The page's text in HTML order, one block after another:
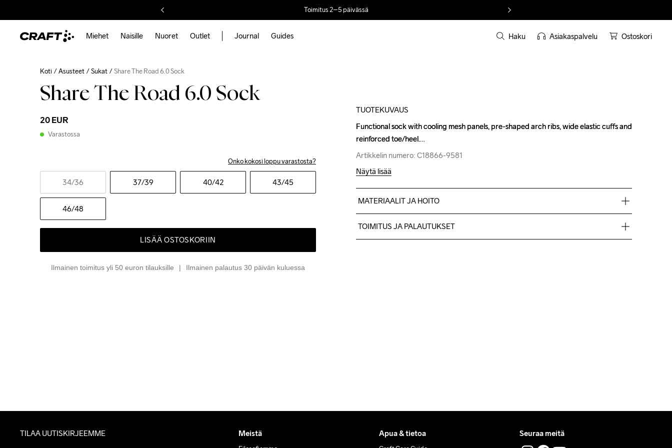
Toimitus 2–5 päivässä
Miehet Naisille Nuoret Outlet Journal Guides Haku Asiakaspalvelu Ostoskori
Koti Asusteet Sukat Share The Road 6.0 Sock
Share The Road 6.0 Sock
20 EUR
Varastossa
Onko kokosi loppu varastosta?
34/36 37/39 40/42 43/45
46/48
LISÄÄ OSTOSKORIIN
Ilmainen toimitus yli 50 euron tilauksille Ilmainen palautus 30 päivän kuluessa
TUOTEKUVAUS
Functional sock with cooling mesh panels, pre-shaped arch ribs, wide elastic cuffs and
reinforced toe/heel.
Artikkelin numero: C18866-9581
Functional sock with cooling mesh panels, pre-shaped arch ribs, wide elastic cuffs and
reinforced toe/heel.
Artikkelin numero: C18866-9581
Näytä lisää
MATERIAALIT JA HOITO
TOIMITUS JA PALAUTUKSET
TILAA UUTISKIRJEEMME Meistä Apua & tietoa Seuraa meitä